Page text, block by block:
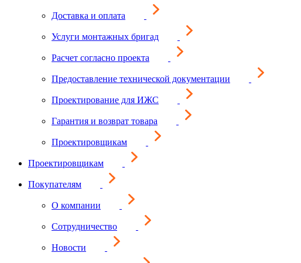
Доставка и оплата
Услуги монтажных бригад
Расчет согласно проекта
Предоставление технической документации
Проектирование для ИЖС
Гарантия и возврат товара
Проектировщикам
Проектировщикам
Покупателям
О компании
Сотрудничество
Новости